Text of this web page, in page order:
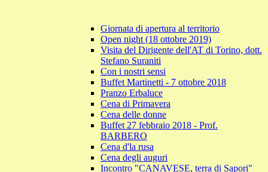
Giornata di apertura al territorio
Open night (18 ottobre 2019)
Visita del Dirigente dell'AT di Torino, dott.
Stefano Suraniti
Con i nostri sensi
Buffet Martinetti - 7 ottobre 2018
Pranzo Erbaluce
Cena di Primavera
Cena delle donne
Buffet 27 febbraio 2018 - Prof.
BARBERO
Cena d'la rusa
Cena degli auguri
Incontro "CANAVESE, terra di Sapori"